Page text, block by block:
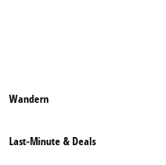
Wandern
Last-Minute & Deals